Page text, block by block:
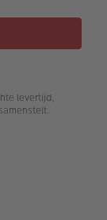
levertijd,